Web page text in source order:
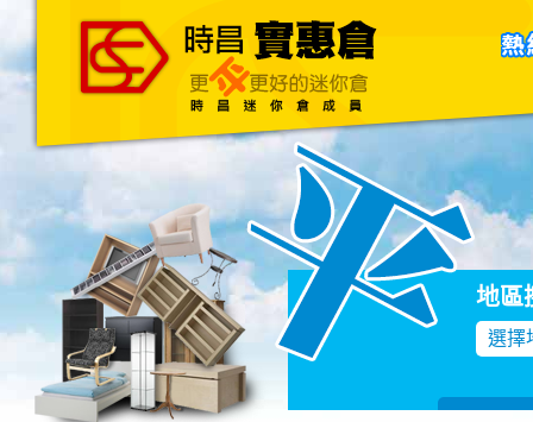
主頁 關於我們 聯絡我們
地區
選擇